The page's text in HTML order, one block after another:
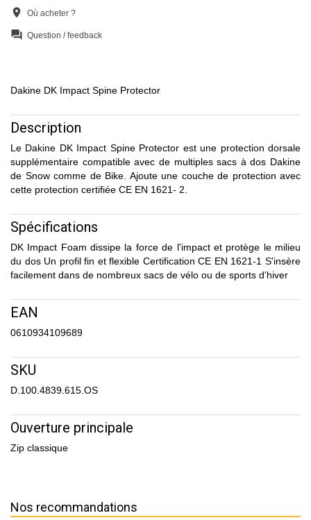
location_on Où acheter ?
question_answer Question / feedback
Dakine DK Impact Spine Protector
Description
Le Dakine DK Impact Spine Protector est une protection dorsale
supplémentaire compatible avec de multiples sacs à dos Dakine
de Snow comme de Bike. Ajoute une couche de protection avec
cette protection certifiée CE EN 1621- 2.
Spécifications
DK Impact Foam dissipe la force de l'impact et protège le milieu
du dos Un profil fin et flexible Certification CE EN 1621-1 S'insère
facilement dans de nombreux sacs de vélo ou de sports d'hiver
EAN
0610934109689
SKU
D.100.4839.615.OS
Ouverture principale
Zip classique
Nos recommandations